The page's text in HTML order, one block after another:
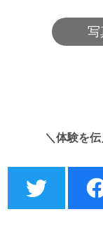
写
＼体験を